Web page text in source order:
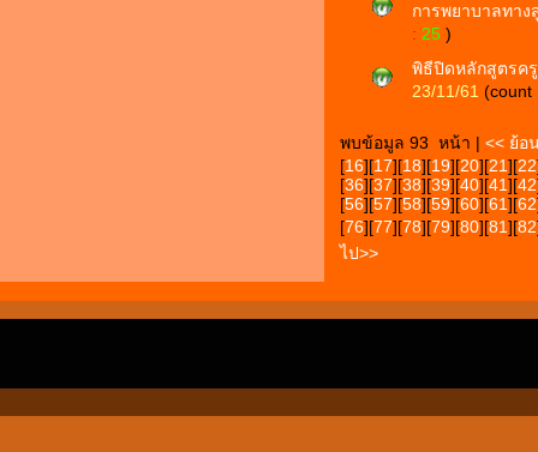
การพยาบาลทา
: 25 )
พิธีปิดหลักสูตรค
23/11/61 (count
พบข้อมูล 93 หน้า | << ย้อ
[16][17][18][19][20][21][22
[36][37][38][39][40][41][42
[56][57][58][59][60][61][62
[76][77][78][79][80][81][82
ไป>>